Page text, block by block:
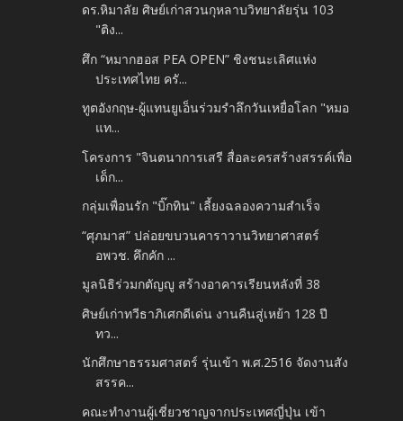
ดร.หิมาลัย ศิษย์เก่าสวนกุหลาบวิทยาลัยรุ่น 103
"ติง...
ศึก “หมากฮอส PEA OPEN” ชิงชนะเลิศแห่ง
ประเทศไทย ครั...
ทูตอังกฤษ-ผู้แทนยูเอ็นร่วมรำลึกวันเหยื่อโลก "หมอ
แท...
โครงการ "จินตนาการเสรี สื่อละครสร้างสรรค์เพื่อ
เด็ก...
กลุ่มเพื่อนรัก "บิ๊กทิน" เลี้ยงฉลองความสำเร็จ
“ศุภมาส” ปล่อยขบวนคาราวานวิทยาศาสตร์
อพวช. คึกคัก ...
มูลนิธิร่วมกตัญญู สร้างอาคารเรียนหลังที่ 38
ศิษย์เก่าทวีธาภิเศกดีเด่น งานคืนสู่เหย้า 128 ปี
ทว...
นักศึกษาธรรมศาสตร์ รุ่นเข้า พ.ศ.2516 จัดงานสัง
สรรค...
คณะทำงานผู้เชี่ยวชาญจากประเทศญี่ปุ่น เข้า